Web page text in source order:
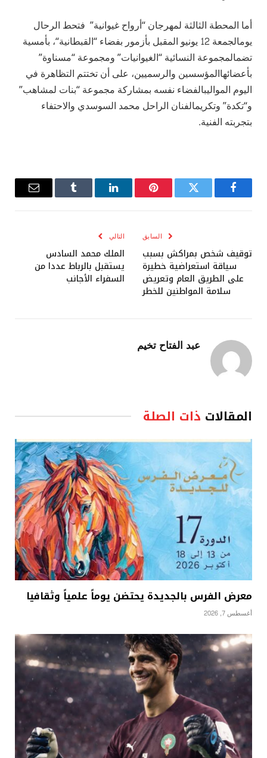
أما المحطة الثالثة لمهرجان“أرواحغيوانية” فتحط الرحال
يومالجمعة يونيوالمقبل بأزموربفضاء“القبطانية“، بأمسية
تضمالمجموعة النسائية“الغيوانيات”ومجموعة“مسناوة”
بأعضائهاالمؤسسين والرسميين، علىأنتختتم التظاهرة في
اليوم المواليبالفضاء نفسه بمشاركة مجموعة“بنات لمشاهب”
و“تكدة”وتكريمالفنان الراحل محمد السوسدي والاحتفاء
بتجربته الفنية.
فيسبوك تويتر بينتيريستلينكدإن Tumblr
البريد
السابق
توقيف شخص بمراكش بسبب
سياقة استعراضية خطيرة
على الطريق العام وتعريض
سلامة المواطنين للخطر
التالي
الملك محمد السادس
يستقبل بالرباط عددا من
السفراء الأجانب
عبد الفتاح تخيم
المقالات ذات الصلة
معرض الفرس بالجديدة يحتضن يوماً علمياً وثقافيا
أغسطس 7, 2026